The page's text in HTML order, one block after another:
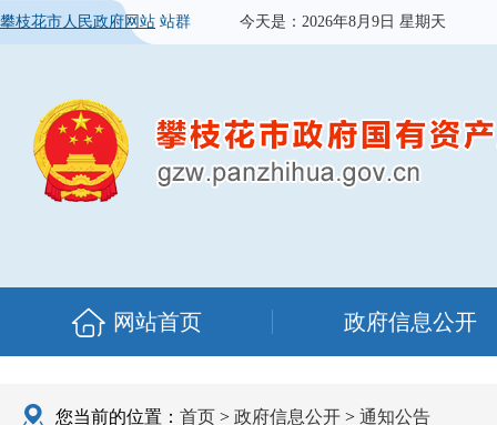
攀枝花市人民政府网站 站群 今天是： 2026年8月9日 星期天
网站首页 政府信息公开
您当前的位置： 首页 > 政府信息公开 > 通知公告